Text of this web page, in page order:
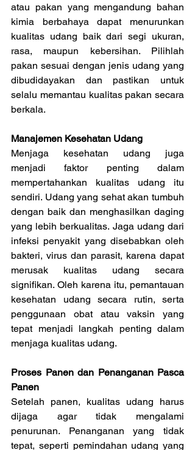
atau pakan yang mengandung bahan
kimia berbahaya dapat menurunkan
kualitas udang baik dari segi ukuran,
rasa, maupun kebersihan. Pilihlah
pakan sesuai dengan jenis udang yang
dibudidayakan dan pastikan untuk
selalu memantau kualitas pakan secara
berkala.
Manajemen Kesehatan Udang
Menjaga kesehatan udang juga
menjadi faktor penting dalam
mempertahankan kualitas udang itu
sendiri. Udang yang sehat akan tumbuh
dengan baik dan menghasilkan daging
yang lebih berkualitas. Jaga udang dari
infeksi penyakit yang disebabkan oleh
bakteri, virus dan parasit, karena dapat
merusak kualitas udang secara
signifikan. Oleh karena itu, pemantauan
kesehatan udang secara rutin, serta
penggunaan obat atau vaksin yang
tepat menjadi langkah penting dalam
menjaga kualitas udang.
Proses Panen dan Penanganan Pasca
Panen
Setelah panen, kualitas udang harus
dijaga agar tidak mengalami
penurunan. Penanganan yang tidak
tepat, seperti pemindahan udang yang